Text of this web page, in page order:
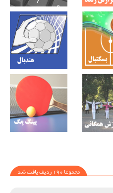
مجموعا 190 ردیف یافت شد